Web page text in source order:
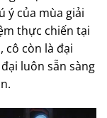
ý của mùa giải
thực chiến tại
cô còn là đại
luôn sẵn sàng